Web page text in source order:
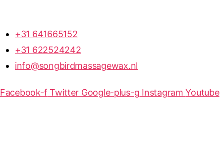
+31 641665152
+31 622524242
info@songbirdmassagewax.nl
Facebook-f Twitter Google-plus-g Instagram Youtube